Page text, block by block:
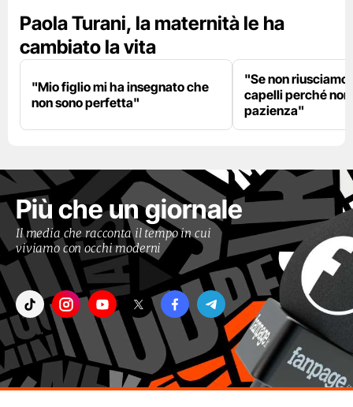
Paola Turani, la maternità le ha
cambiato la vita
"Mio figlio mi ha insegnato che
non sono perfetta"
"Se non riusciamo
capelli perché
pazienza"
Più che un giornale
Il media che racconta il tempo in cui
viviamo con occhi moderni